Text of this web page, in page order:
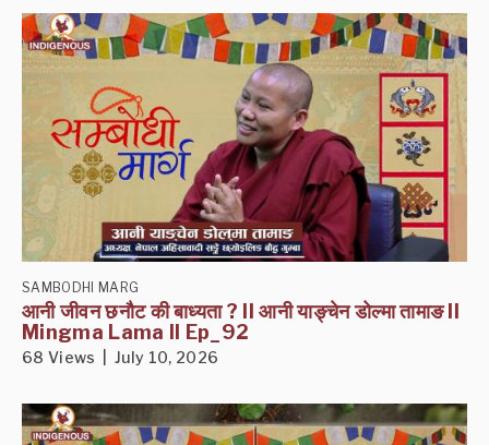
SAMBODHI MARG
आनी जीवन छनौट की बाध्यता ? II आनी याङ्चेन डोल्मा तामाङ II
Mingma Lama II Ep_92
68 Views | July 10, 2026